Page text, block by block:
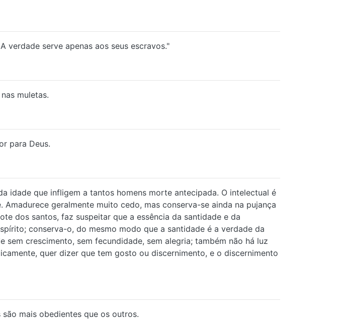
verdade serve apenas aos seus escravos."
muletas.
para Deus.
idade que infligem a tantos homens morte antecipada. O intelectual é
geralmente muito cedo, mas conserva-se ainda na pujança
dos santos, faz suspeitar que a essência da santidade e da
conserva-o, do mesmo modo que a santidade é a verdade da
crescimento, sem fecundidade, sem alegria; também não há luz
quer dizer que tem gosto ou discernimento, e o discernimento
mais obedientes que os outros.